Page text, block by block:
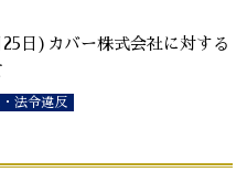
日)カバー株式会社に対する
法令違反